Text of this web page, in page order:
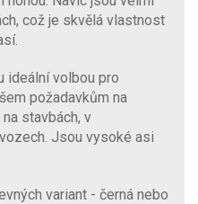
což je skvělá vlastnost
ideální volbou pro
požadavkům na
stavbách, v
Jsou vysoké asi
variant - černá nebo